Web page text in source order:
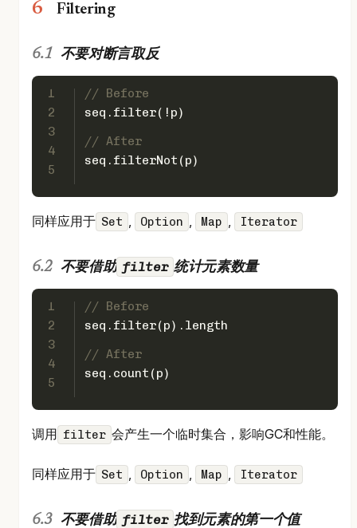
Filtering
不要对断言取反
1
2
3
4
5
// Before
seq.filter(!p)
// After
seq.filterNot(p)
同样应用于 Set , Option , Map , Iterator
不要借助 filter 统计元素数量
1
2
3
4
5
// Before
seq.filter(p).length
// After
seq.count(p)
调用 filter 会产生一个临时集合，影响GC和性能。
同样应用于 Set , Option , Map , Iterator
不要借助 filter 找到元素的第一个值